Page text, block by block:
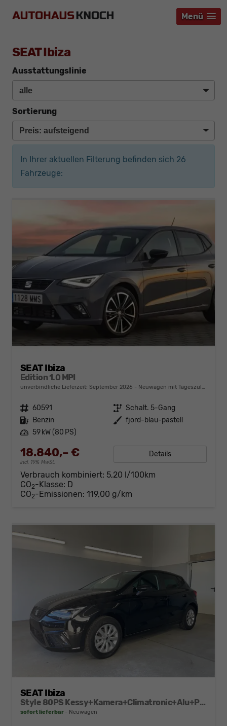
Menü
Menü
Menü
SEAT Ibiza
Ausstattungslinie
Sortierung
In Ihrer aktuellen Filterung befinden sich 26
Fahrzeuge:
SEAT Ibiza
Edition 1.0 MPI
unverbindliche Lieferzeit: September 2026 Neuwagen mit Tageszulassung
Fahrzeugnr. 60591 Getriebe Schalt. 5-Gang
Kraftstoff Benzin Außenfarbe fjord-blau-pastell
Leistung 59 kW (80 PS)
18.840,– €
incl. 19% MwSt.
Details
Verbrauch kombiniert: 5,20 l/100km
CO2-Klasse: D
CO2-Emissionen: 119,00 g/km
SEAT Ibiza
Style 80PS Kessy+Kamera+Climatronic+Alu+PDCvohi+Sitzheiz+App-Connect+DAB
sofort lieferbar Neuwagen